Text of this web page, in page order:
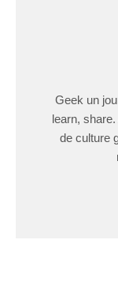
Geek un
learn,
de culture